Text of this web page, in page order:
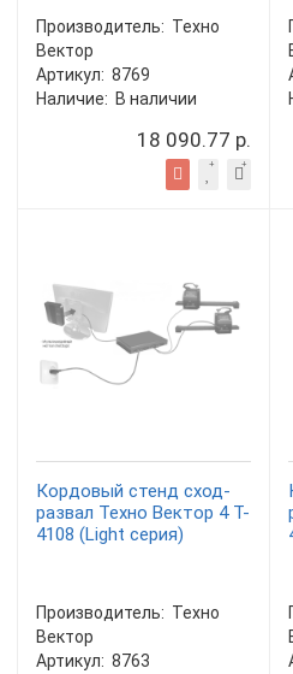
Производитель: Техно
Вектор
Артикул: 8769
Наличие: В наличии
18 090.77 р.
Кордовый стенд сход-
развал Техно Вектор 4 T-
4108 (Light серия)
Производитель: Техно
Вектор
Артикул: 8763